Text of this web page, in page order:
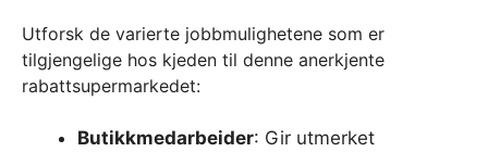
Utforsk de varierte jobbmulighetene som er
tilgjengelige hos kjeden til denne anerkjente
rabattsupermarkedet:
Butikkmedarbeider: Gir utmerket